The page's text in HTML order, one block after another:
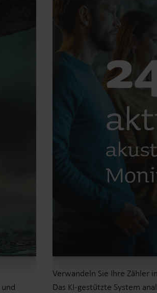
Verwandeln Sie Ihre Zähler
Das KI-gestützte System